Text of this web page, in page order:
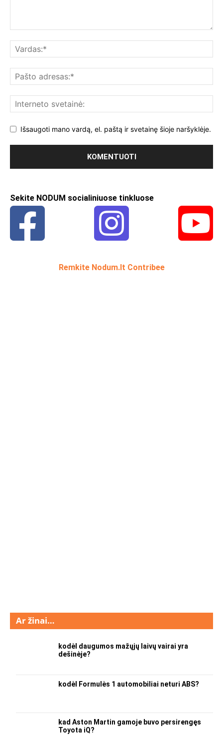
Išsaugoti mano vardą, el. paštą ir svetainę šioje naršyklėje.
Sekite NODUM socialiniuose tinkluose
Remkite Nodum.lt Contribee
Ar žinai…
kodėl daugumos mažųjų laivų vairai yra
dešinėje?
kodėl Formulės 1 automobiliai neturi ABS?
kad Aston Martin gamoje buvo persirengęs
Toyota iQ?